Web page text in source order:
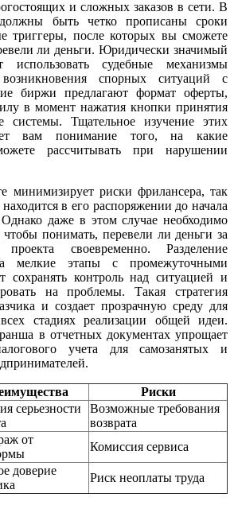
и сложных заказов в сети. В
должны быть четко прописаны сроки
триггеры, после которых вы сможете
ли деньги. Юридически значимый
использовать судебные механизмы
спорных ситуаций с
биржи предлагают формат оферты,
в момент нажатия кнопки принятия
системы. Тщательное изучение этих
вам понимание того, на какие
рассчитывать при нарушении
минимизирует риски фрилансера, так
в его распоряжении до начала
Однако даже в этом случае необходимо
чтобы понимать, перевели ли деньги за
своевременно. Разделение
мелкие этапы с промежуточными
сохранять контроль над ситуацией и
на проблемы. Такая стратегия
и создает прозрачную среду для
стадиях реализации общей идеи.
в отчетных документах упрощает
учета для самозанятых и
Риски
серьезности
Возможные требования
возврата
от
Комиссия сервиса
доверие
Риск неоплаты труда